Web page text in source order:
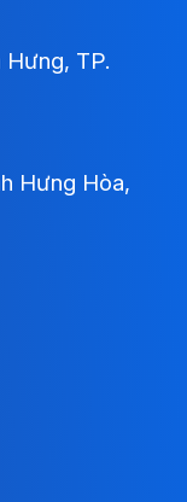
Hưng, TP.
Hưng Hòa,